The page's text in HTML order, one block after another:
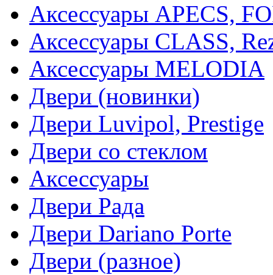
Аксессуары APECS,
Аксессуары CLASS,
Аксессуары MELODIA
Двери (новинки)
Двери Luvipol, Prestige
Двери со стеклом
Аксессуары
Двери Рада
Двери Dariano Porte
Двери (разное)